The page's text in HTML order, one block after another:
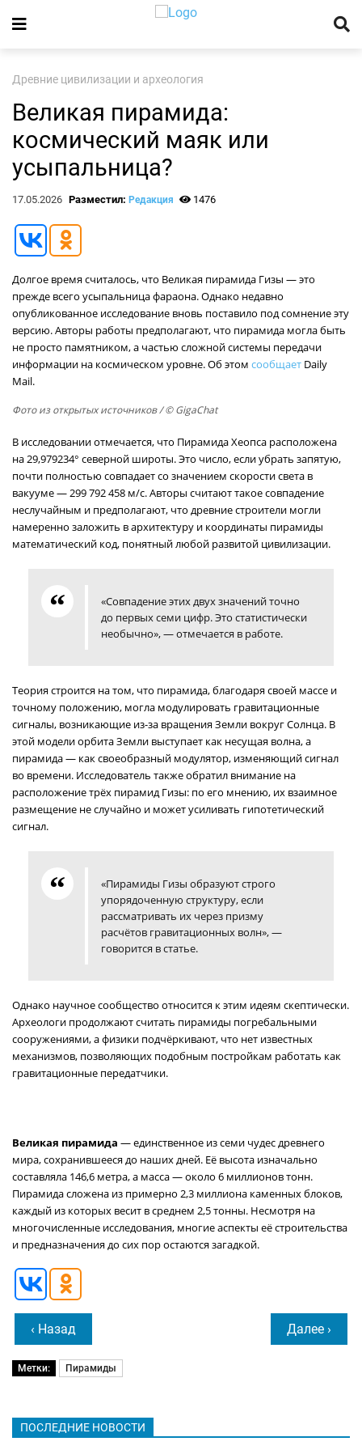
Древние цивилизации и археология
Великая пирамида:
космический маяк или
усыпальница?
17.05.2026 Разместил: Редакция 1476
Долгое время считалось, что Великая пирамида Гизы — это
прежде всего усыпальница фараона. Однако недавно
опубликованное исследование вновь поставило под сомнение эту
версию. Авторы работы предполагают, что пирамида могла быть
не просто памятником, а частью сложной системы передачи
информации на космическом уровне. Об этом сообщает Daily
Mail.
Фото из открытых источников/ © GigaChat
В исследовании отмечается, что Пирамида Хеопса расположена
на 29,979234° северной широты. Это число, если убрать запятую,
почти полностью совпадает со значением скорости света в
вакууме — 299 792 458 м/с. Авторы считают такое совпадение
неслучайным и предполагают, что древние строители могли
намеренно заложить в архитектуру и координаты пирамиды
математический код, понятный любой развитой цивилизации.
«Совпадение этих двух значений точно
до первых семи цифр. Это статистически
необычно», — отмечается в работе.
Теория строится на том, что пирамида, благодаря своей массе и
точному положению, могла модулировать гравитационные
сигналы, возникающие из-за вращения Земли вокруг Солнца. В
этой модели орбита Земли выступает как несущая волна, а
пирамида — как своеобразный модулятор, изменяющий сигнал
во времени. Исследователь также обратил внимание на
расположение трёх пирамид Гизы: по его мнению, их взаимное
размещение не случайно и может усиливать гипотетический
сигнал.
«Пирамиды Гизы образуют строго
упорядоченную структуру, если
рассматривать их через призму
расчётов гравитационных волн», —
говорится в статье.
Однако научное сообщество относится к этим идеям скептически.
Археологи продолжают считать пирамиды погребальными
сооружениями, а физики подчёркивают, что нет известных
механизмов, позволяющих подобным постройкам работать как
гравитационные передатчики.
Великая пирамида — единственное из семи чудес древнего
мира, сохранившееся до наших дней. Её высота изначально
составляла 146,6 метра, а масса — около 6 миллионов тонн.
Пирамида сложена из примерно 2,3 миллиона каменных блоков,
каждый из которых весит в среднем 2,5 тонны. Несмотря на
многочисленные исследования, многие аспекты её строительства
и предназначения до сих пор остаются загадкой.
‹ Назад Далее ›
Метки: Пирамиды
ПОСЛЕДНИЕ НОВОСТИ